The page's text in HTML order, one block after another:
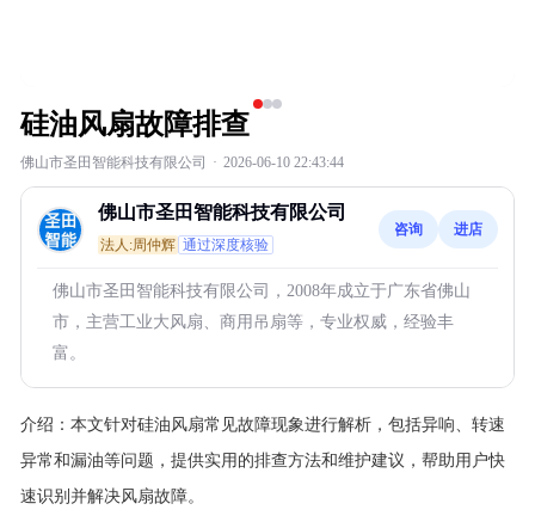
硅油风扇故障排查
佛山市圣田智能科技有限公司 · 2026-06-10 22:43:44
佛山市圣田智能科技有限公司
法人:周仲辉 通过深度核验
咨询 进店
佛山市圣田智能科技有限公司，2008年成立于广东省佛山
市，主营工业大风扇、商用吊扇等，专业权威，经验丰
富。
介绍： 本文针对硅油风扇常见故障现象进行解析，包括异响、转速
异常和漏油等问题，提供实用的排查方法和维护建议，帮助用户快
速识别并解决风扇故障。